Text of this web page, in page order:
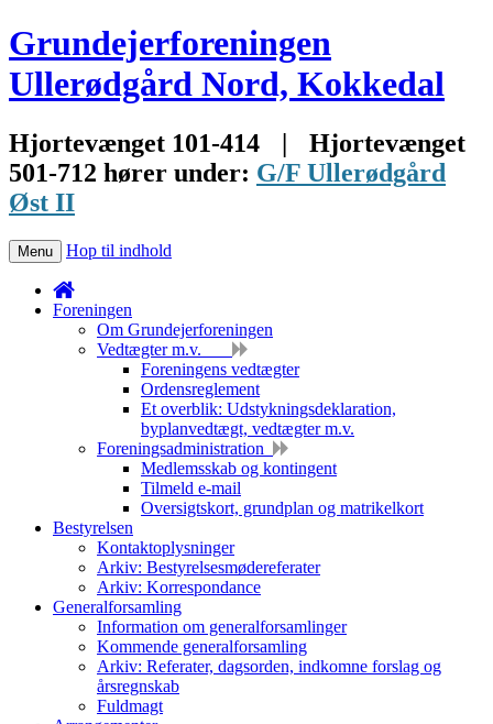
Grundejerforeningen
Ullerødgård Nord, Kokkedal
Hjortevænget 101-414 |
Hjortevænget
501-712 hører under: G/F Ullerødgård
Øst II
Menu Hop til indhold
Foreningen
Om Grundejerforeningen
Vedtægter m.v.
Foreningens vedtægter
Ordensreglement
Et overblik: Udstykningsdeklaration,
byplanvedtægt, vedtægter m.v.
Foreningsadministration
Medlemsskab og kontingent
Tilmeld e-mail
Oversigtskort, grundplan og matrikelkort
Bestyrelsen
Kontaktoplysninger
Arkiv: Bestyrelsesmødereferater
Arkiv: Korrespondance
Generalforsamling
Information om generalforsamlinger
Kommende generalforsamling
Arkiv: Referater, dagsorden, indkomne forslag og
årsregnskab
Fuldmagt